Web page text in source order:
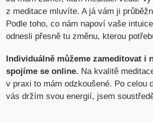
z meditace mluvíte. A já vám ji
Podle toho, co nám napoví vaše
odnesli přesně tu změnu, kterou
Individuálně můžeme zameditovat i
spojíme se online. Na kvalitě
v praxi to mám odzkoušené. Po celou
vás držím svou energií, jsem